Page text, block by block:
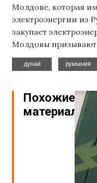
Молдове, которая
электроэнергии из
закупает
Молдовы призывают
дунай
румыния
Похожие
материалы